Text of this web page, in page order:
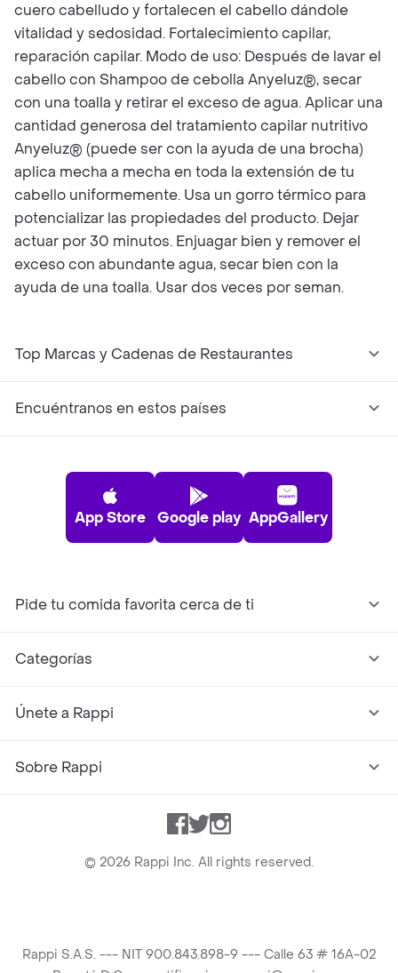
cuero cabelludo y fortalecen el cabello dándole
vitalidad y sedosidad. Fortalecimiento capilar,
reparación capilar. Modo de uso: Después de lavar el
cabello con Shampoo de cebolla Anyeluz®, secar
con una toalla y retirar el exceso de agua. Aplicar una
cantidad generosa del tratamiento capilar nutritivo
Anyeluz® (puede ser con la ayuda de una brocha)
aplica mecha a mecha en toda la extensión de tu
cabello uniformemente. Usa un gorro térmico para
potencializar las propiedades del producto. Dejar
actuar por 30 minutos. Enjuagar bien y remover el
exceso con abundante agua, secar bien con la
ayuda de una toalla. Usar dos veces por seman.
Top Marcas y Cadenas de Restaurantes
Encuéntranos en estos países
App Store Google play AppGallery
Pide tu comida favorita cerca de ti
Categorías
Únete a Rappi
Sobre Rappi
Facebook
TwitterInstagram
© 2026 Rappi Inc. All rights reserved.
Rappi S.A.S. --- NIT 900.843.898-9 --- Calle 63 # 16A-02